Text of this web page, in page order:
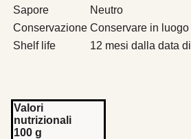
Sapore
Neutro
Conservazione Conservare in
Shelf life
12 mesi dalla data
Valori
nutrizionali
100 g